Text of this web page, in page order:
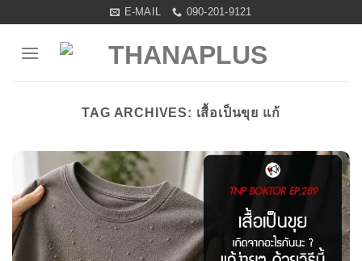
content
E-MAIL 090-201-9121
TAG ARCHIVES: เสื้อเป็นขุย แก้